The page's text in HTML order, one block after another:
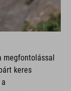
megfontolással
keres